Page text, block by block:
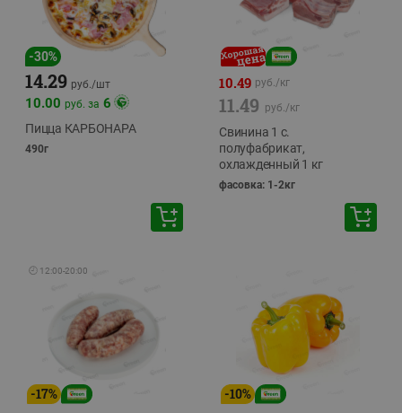
-30%
14.29 руб./шт
10.00 руб. за 6
Пицца КАРБОНАРА
490г
10.49 руб./кг
11.49 руб./кг
Свинина 1 с.
полуфабрикат,
охлажденный 1 кг
фасовка: 1-2кг
🕘 12:00-20:00
-17% -10%